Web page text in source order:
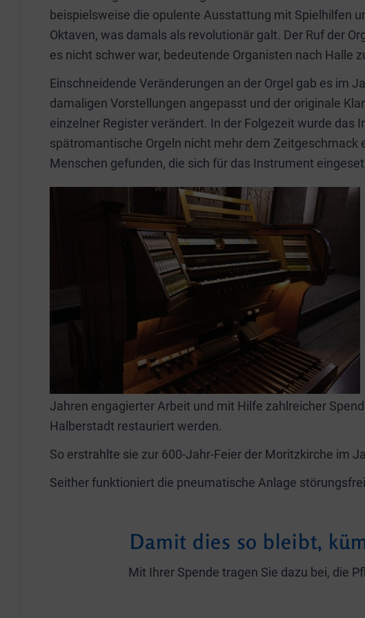
beispielsweise die opulente Ausstattung mit Spielhilfen
Oktaven, was damals als revolutionär galt. Der Ruf der
es nicht schwer war, bedeutende Organisten nach Halle
Einschneidende Veränderungen an der Orgel gab es im
damaligen Vorstellungen angepasst und der originale
einzelner Register verändert. In der Folgezeit wurde
spätromantische Orgeln nicht mehr dem
Menschen gefunden, die sich für das Instrument
Jahren engagierter Arbeit und mit Hilfe zahlreicher
Halberstadt restauriert werden.
So erstrahlte sie zur 600-Jahr-Feier der Moritzkirche im
Seither funktioniert die pneumatische Anlage
Damit dies so bleibt,
Mit Ihrer Spende tragen Sie dazu bei, die